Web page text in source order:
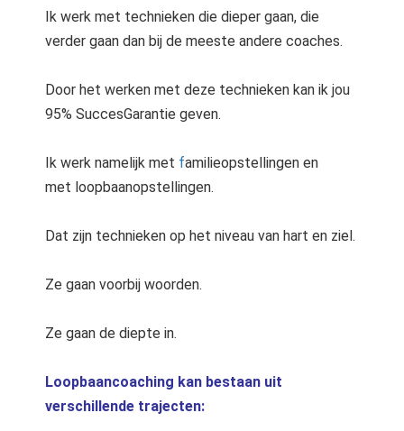
Ik werk met technieken die dieper gaan, die
verder gaan dan bij de meeste andere coaches.
Door het werken met deze technieken kan ik jou
95% SuccesGarantie geven.
Ik werk namelijk met familieopstellingen en
met loopbaanopstellingen.
Dat zijn technieken op het niveau van hart en ziel.
Ze gaan voorbij woorden.
Ze gaan de diepte in.
Loopbaancoaching kan bestaan uit
verschillende trajecten: